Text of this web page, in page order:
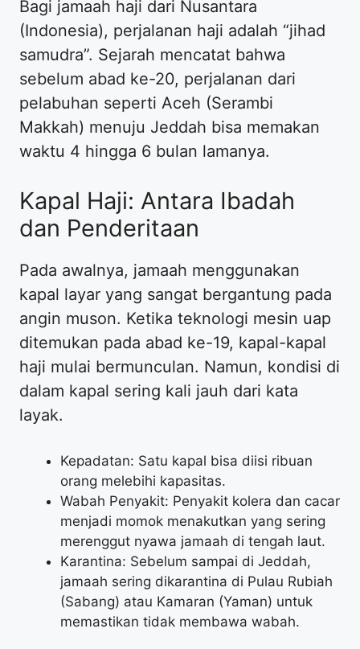
Bagi jamaah haji dari Nusantara
(Indonesia), perjalanan haji adalah “jihad
samudra”. Sejarah mencatat bahwa
sebelum abad ke-20, perjalanan dari
pelabuhan seperti Aceh (Serambi
Makkah) menuju Jeddah bisa memakan
waktu 4 hingga 6 bulan lamanya.
Kapal Haji: Antara Ibadah
dan Penderitaan
Pada awalnya, jamaah menggunakan
kapal layar yang sangat bergantung pada
angin muson. Ketika teknologi mesin uap
ditemukan pada abad ke-19, kapal-kapal
haji mulai bermunculan. Namun, kondisi di
dalam kapal sering kali jauh dari kata
layak.
Kepadatan: Satu kapal bisa diisi ribuan
orang melebihi kapasitas.
Wabah Penyakit: Penyakit kolera dan cacar
menjadi momok menakutkan yang sering
merenggut nyawa jamaah di tengah laut.
Karantina: Sebelum sampai di Jeddah,
jamaah sering dikarantina di Pulau Rubiah
(Sabang) atau Kamaran (Yaman) untuk
memastikan tidak membawa wabah.